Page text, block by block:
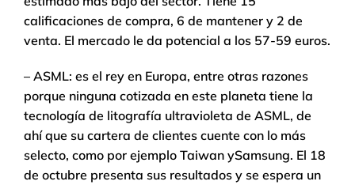
calificaciones de compra, 6 de mantener y 2 de
venta. El mercado le da potencial a los 57-59 euros.
– ASML: es el rey en Europa, entre otras razones
porque ninguna cotizada en este planeta tiene la
tecnología de litografía ultravioleta de ASML, de
ahí que su cartera de clientes cuente con lo más
selecto, como por ejemplo Taiwan ySamsung. El 18
de octubre presenta sus resultados y se espera un